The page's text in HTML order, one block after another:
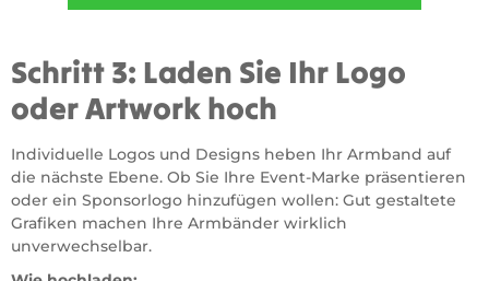
Schritt 3: Laden Sie Ihr Logo
oder Artwork hoch
Individuelle Logos und Designs heben Ihr Armband auf
die nächste Ebene. Ob Sie Ihre Event-Marke präsentieren
oder ein Sponsorlogo hinzufügen wollen: Gut gestaltete
Grafiken machen Ihre Armbänder wirklich
unverwechselbar.